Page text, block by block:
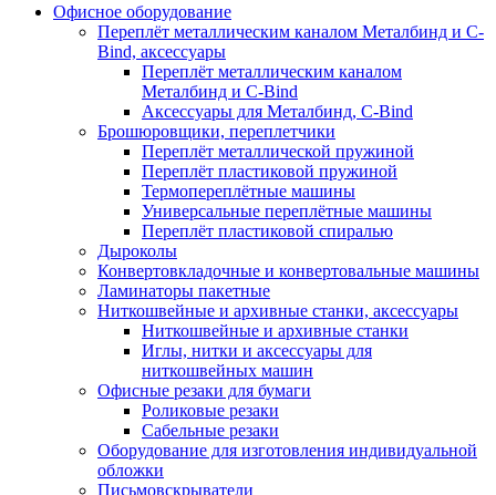
Офисное оборудование
Переплёт металлическим каналом Металбинд и C-
Bind, аксессуары
Переплёт металлическим каналом
Металбинд и C-Bind
Аксессуары для Металбинд, C-Bind
Брошюровщики, переплетчики
Переплёт металлической пружиной
Переплёт пластиковой пружиной
Термопереплётные машины
Универсальные переплётные машины
Переплёт пластиковой спиралью
Дыроколы
Конвертовкладочные и конвертовальные машины
Ламинаторы пакетные
Ниткошвейные и архивные станки, аксессуары
Ниткошвейные и архивные станки
Иглы, нитки и аксессуары для
ниткошвейных машин
Офисные резаки для бумаги
Роликовые резаки
Сабельные резаки
Оборудование для изготовления индивидуальной
обложки
Письмовскрыватели